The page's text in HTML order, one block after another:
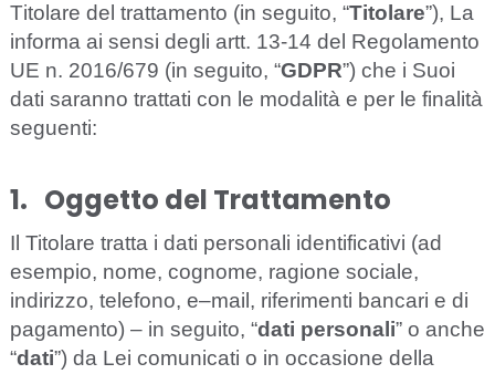
Tito are de trattamento (in seguito, “Titolare”), La
informa ai sensi degli artt. 13-14 del Regolamento
UE n. 2016/679 (in seguito, “GDPR”) che i Suoi
dati saranno trattati con le moda ità e per le fina ità
seguenti:
1. Oggetto del Trattamento
I l Tito are tratta i dati persona i identificativi (ad
esempio, nome, cognome, ragione social e,
indirizzo, tel efono, e–mail, riferimenti bancari e di
pagamento) – in seguito, “dati personal i” o anche
“dati”) da Lei comunicati o in occasione de a